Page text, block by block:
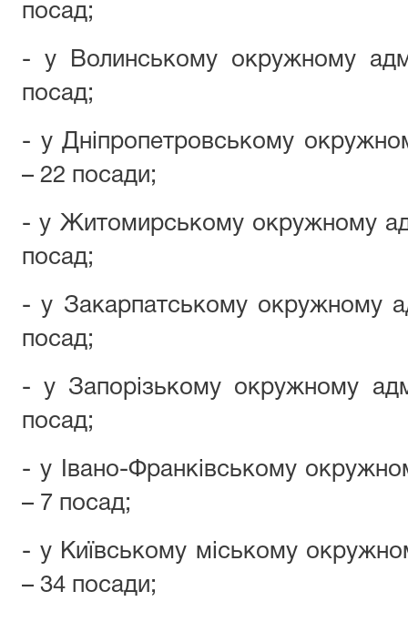
посад;
- у Волинському окружному
посад;
- у Дніпропетровському
– 22 посади;
- у Житомирському окружному
посад;
- у Закарпатському окружному
посад;
- у Запорізькому окружному
посад;
- у Івано-Франківському
– 7 посад;
- у Київському міському
– 34 посади;